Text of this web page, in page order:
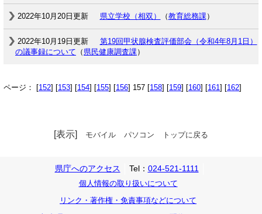
2022年10月20日更新 県立学校（相双） （教育総務課）
2022年10月19日更新
第19回甲状腺検査評価部会（令和4年8月1日）
の議事録について （ 県民健康調査課）
ページ： [152] [153] [154] [155] [156] 157 [158] [159] [160] [161] [162]
[表示] モバイル パソコン トップに戻る
県庁へのアクセス Tel： 024-521-1111
個人情報の取り扱いについて
リンク・著作権・免責事項などについて